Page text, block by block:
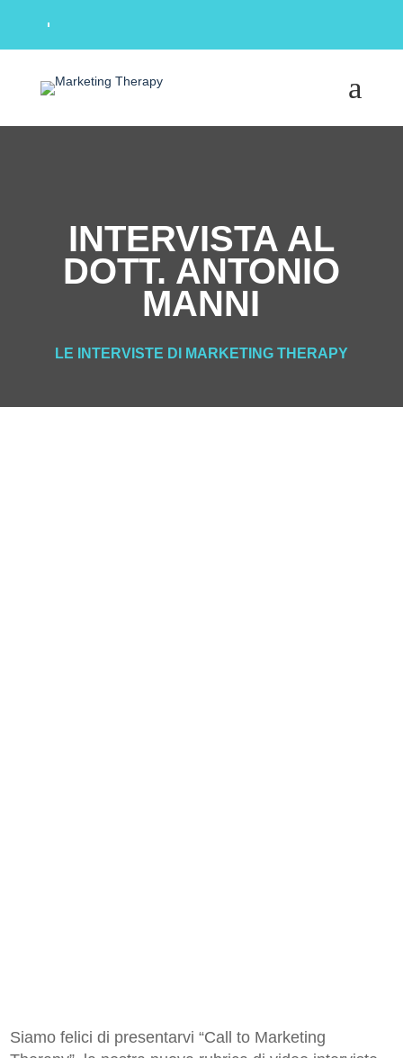
a
INTERVISTA AL
DOTT. ANTONIO
MANNI
LE INTERVISTE DI MARKETING THERAPY
Siamo felici di presentarvi “Call to Marketing